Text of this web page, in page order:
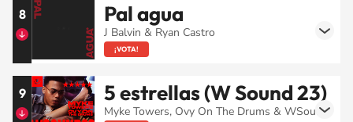
8 Pal agua
J Balvin & Ryan Castro
¡VOTA!
9 5 estrellas (W Sound 23)
Myke Towers, Ovy On The Drums & WSound